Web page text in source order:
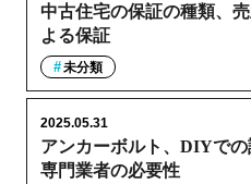
中古住宅の保証の種類、
よる保証
未分類
アンカーボルト、DIYで
専門業者の必要性
2025.05.31